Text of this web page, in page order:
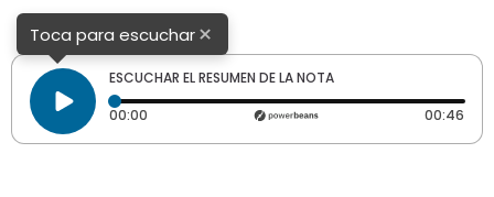
Toca para escuchar×
ESCUCHAR EL RESUMEN DE LA NOTA
00:00 Tiempo transcurrido: 0 segundos 00:46